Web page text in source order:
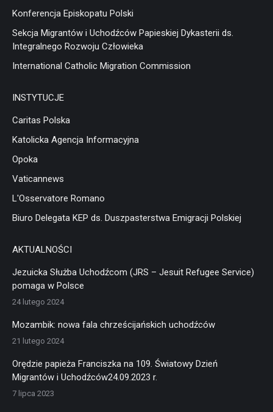
Konferencja Episkopatu Polski
Sekcja Migrantów i Uchodźców Papieskiej Dykasterii ds.
Integralnego Rozwoju Człowieka
International Catholic Migration Commission
INSTYTUCJE
Caritas Polska
Katolicka Agencja Informacyjna
Opoka
Vaticannews
L'Osservatore Romano
Biuro Delegata KEP ds. Duszpasterstwa Emigracji Polskiej
AKTUALNOŚCI
Jezuicka Służba Uchodźcom (JRS – Jesuit Refugee Service)
pomaga w Polsce
24 lutego 2024
Mozambik: nowa fala chrześcijańskich uchodźców
21 lutego 2024
Orędzie papieża Franciszka na 109. Światowy Dzień
Migrantów i Uchodźców24.09.2023 r.
7 lipca 2023